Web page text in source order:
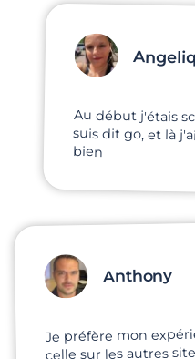
Au début j'étais
suis dit go, et là
bien
Anthony
Je préfère mon
celle sur les autres